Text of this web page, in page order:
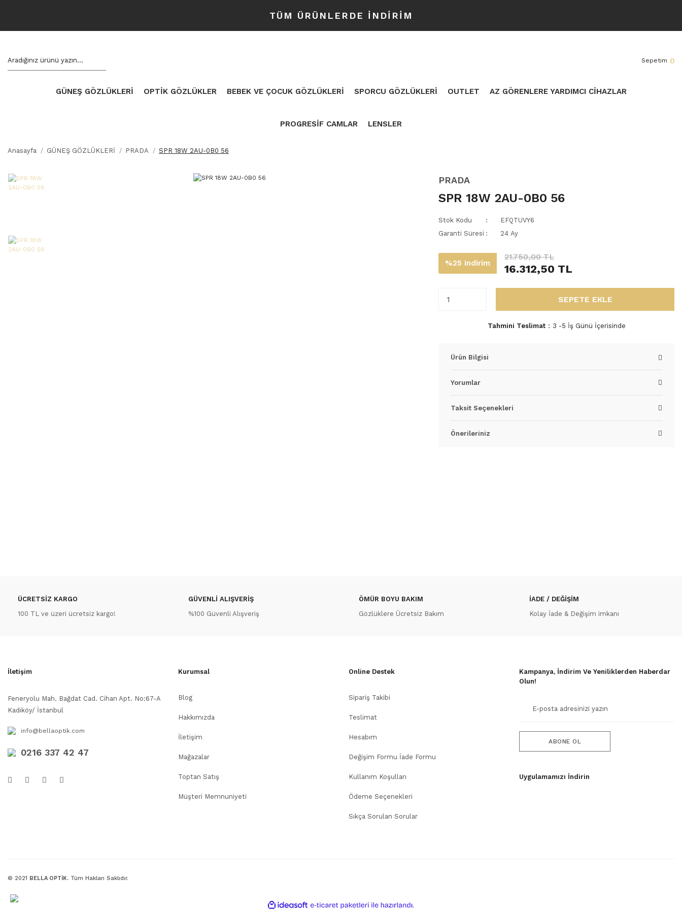
TÜM ÜRÜNLERDE İNDİRİM
Sepetim ()
GÜNEŞ GÖZLÜKLERİ OPTİK GÖZLÜKLER BEBEK VE ÇOCUK GÖZLÜKLERİ SPORCU GÖZLÜKLERİ OUTLET AZ GÖRENLERE YARDIMCI CİHAZLAR
PROGRESİF CAMLAR LENSLER
Anasayfa GÜNEŞ GÖZLÜKLERİ PRADA SPR 18W 2AU-0B0 56
PRADA
SPR 18W 2AU-0B0 56
Stok Kodu
EFQTUVY6
Garanti Süresi
24 Ay
%25 indirim
21.750,00 TL
16.312,50 TL
SEPETE EKLE
Tahmini Teslimat 3 -5 İş Günü İçerisinde
Ürün Bilgisi
Yorumlar
Taksit Seçenekleri
Önerileriniz
ÜCRETSİZ KARGO
100 TL ve üzeri ücretsiz kargo!
GÜVENLİ ALIŞVERİŞ
%100 Güvenli Alışveriş
ÖMÜR BOYU BAKIM
Gözlüklere Ücretsiz Bakım
İADE / DEĞİŞİM
Kolay İade & Değişim imkanı
İletişim
Feneryolu Mah. Bağdat Cad. Cihan Apt. No:67-A
Kadıköy/ İstanbul
info@bellaoptik.com
0216 337 42 47
Kurumsal
Blog
Hakkımızda
İletişim
Mağazalar
Toptan Satış
Müşteri Memnuniyeti
Online Destek
Sipariş Takibi
Teslimat
Hesabım
Değişim Formu İade Formu
Kullanım Koşulları
Ödeme Seçenekleri
Sıkça Sorulan Sorular
Kampanya, İndirim Ve Yeniliklerden Haberdar
Olun!
ABONE OL
Uygulamamızı İndirin
© 2021 BELLA OPTİK. Tüm Hakları Saklıdır.
ideasoft e-